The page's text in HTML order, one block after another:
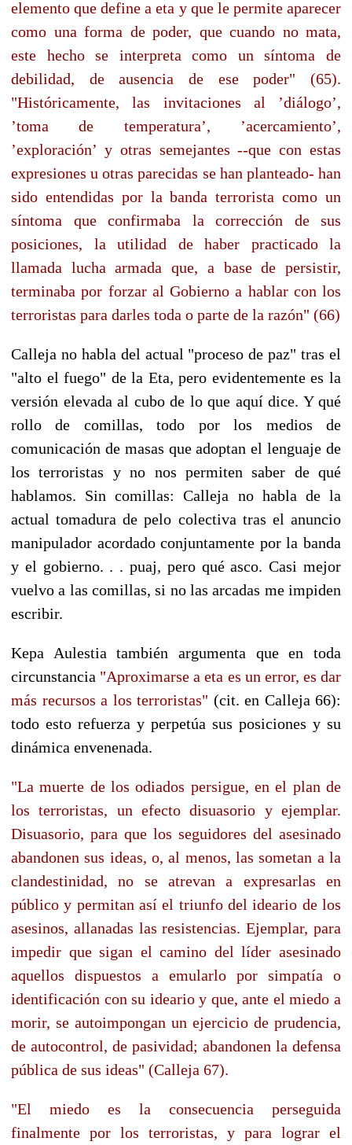
elemento que define a eta y que le permite aparecer
como una forma de poder, que cuando no mata,
este hecho se interpreta como un síntoma de
debilidad, de ausencia de ese poder" (65).
"Históricamente, las invitaciones al ’diálogo’,
’toma de temperatura’, ’acercamiento’,
’exploración’ y otras semejantes --que con estas
expresiones u otras parecidas se han planteado- han
sido entendidas por la banda terrorista como un
síntoma que confirmaba la corrección de sus
posiciones, la utilidad de haber practicado la
llamada lucha armada que, a base de persistir,
terminaba por forzar al Gobierno a hablar con los
terroristas para darles toda o parte de la razón" (66)
Calleja no habla del actual "proceso de paz" tras el
"alto el fuego" de la Eta, pero evidentemente es la
versión elevada al cubo de lo que aquí dice. Y qué
rollo de comillas, todo por los medios de
comunicación de masas que adoptan el lenguaje de
los terroristas y no nos permiten saber de qué
hablamos. Sin comillas: Calleja no habla de la
actual tomadura de pelo colectiva tras el anuncio
manipulador acordado conjuntamente por la banda
y el gobierno. . . puaj, pero qué asco. Casi mejor
vuelvo a las comillas, si no las arcadas me impiden
escribir.
Kepa Aulestia también argumenta que en toda
circunstancia "Aproximarse a eta es un error, es dar
más recursos a los terroristas" (cit. en Calleja 66):
todo esto refuerza y perpetúa sus posiciones y su
dinámica envenenada.
"La muerte de los odiados persigue, en el plan de
los terroristas, un efecto disuasorio y ejemplar.
Disuasorio, para que los seguidores del asesinado
abandonen sus ideas, o, al menos, las sometan a la
clandestinidad, no se atrevan a expresarlas en
público y permitan así el triunfo del ideario de los
asesinos, allanadas las resistencias. Ejemplar, para
impedir que sigan el camino del líder asesinado
aquellos dispuestos a emularlo por simpatía o
identificación con su ideario y que, ante el miedo a
morir, se autoimpongan un ejercicio de prudencia,
de autocontrol, de pasividad; abandonen la defensa
pública de sus ideas" (Calleja 67).
"El miedo es la consecuencia perseguida
finalmente por los terroristas, y para lograr el